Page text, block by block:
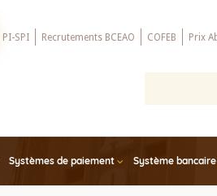
PI-SPI Recrutements BCEAO COFEB Prix
Systèmes de paiement Système